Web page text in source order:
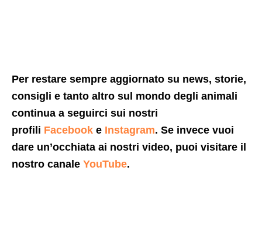
Per restare sempre aggiornato su news, storie,
consigli e tanto altro sul mondo degli animali
continua a seguirci sui nostri
profili Facebook e Instagram. Se invece vuoi
dare un’occhiata ai nostri video, puoi visitare il
nostro canale YouTube.